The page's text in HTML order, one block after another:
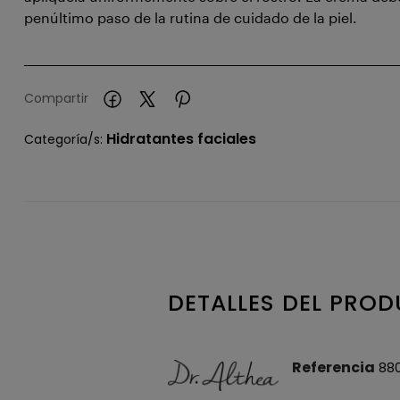
Compartir
penúltimo paso de la rutina de cuidado de la piel.
Categoría/s: Hidratantes faciales
DETALLES DEL
Referencia